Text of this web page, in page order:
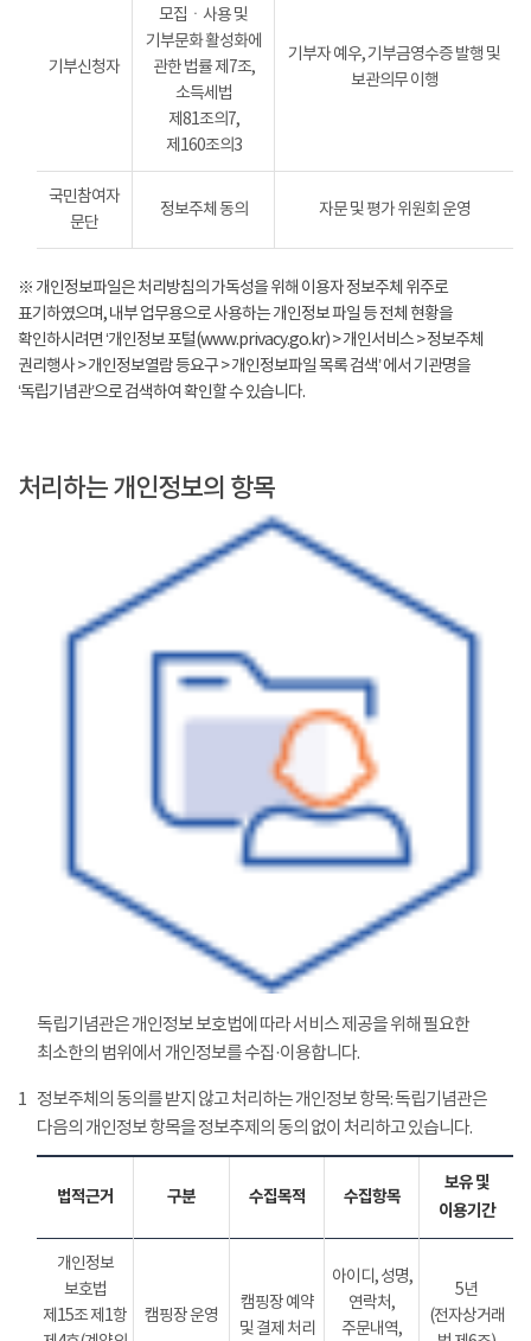
기부신청자
모집ㆍ사용 및
기부문화 활성화에
관한 법률 제7조,
소득세법
제81조의7,
제160조의3
기부자 예우, 기부금영수증 발행 및
보관의무 이행
국민참여자
문단
정보주체 동의 자문 및 평가 위원회 운영
※ 개인정보파일은 처리방침의 가독성을 위해 이용자 정보주체 위주로
표기하였으며, 내부 업무용으로 사용하는 개인정보 파일 등 전체 현황을
확인하시려면 ‘개인정보 포털(www.privacy.go.kr) > 개인서비스 > 정보주체
권리행사 > 개인정보열람 등요구 > 개인정보파일 목록 검색’ 에서 기관명을
‘독립기념관’으로 검색하여 확인할 수 있습니다.
처리하는 개인정보의 항목
독립기념관은 개인정보 보호법에 따라 서비스 제공을 위해 필요한
최소한의 범위에서 개인정보를 수집·이용합니다.
1 정보주체의 동의를 받지 않고 처리하는 개인정보 항목: 독립기념관은
다음의 개인정보 항목을 정보추제의 동의 없이 처리하고 있습니다.
법적근거 구분 수집목적 수집항목
보유 및
이용기간
개인정보
보호법
제15조 제1항
캠핑장 운영
캠핑장 예약
및 결제 처리
아이디, 성명,
연락처,
주문내역,
5년
(전자상거래